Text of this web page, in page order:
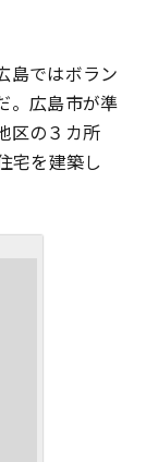
島ではボラン
。広島市が準
区の３カ所
宅を建築し